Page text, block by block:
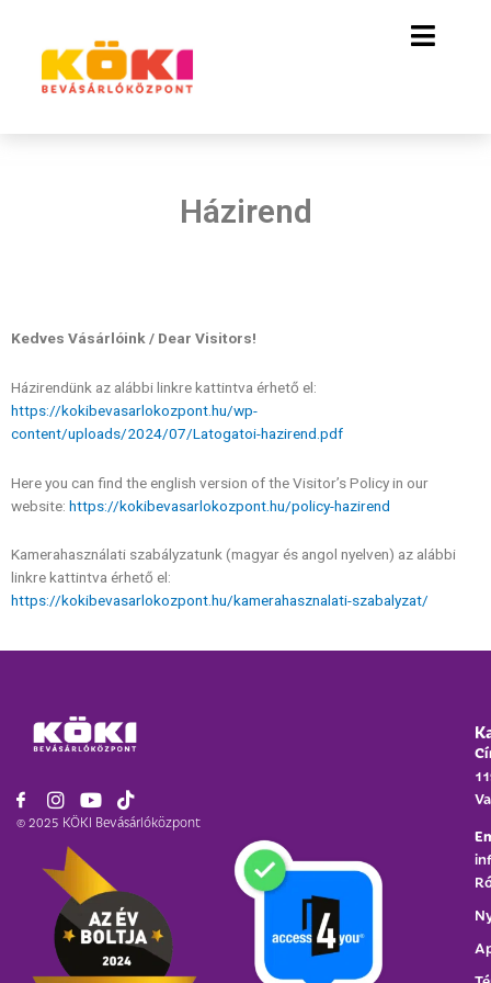
Házirend
Kedves Vásárlóink / Dear Visitors!
Házirendünk az alábbi linkre kattintva érhető el:
https://kokibevasarlokozpont.hu/wp-
content/uploads/2024/07/Latogatoi-hazirend.pdf
Here you can find the english version of the Visitor’s Policy in our
website: https://kokibevasarlokozpont.hu/policy-hazirend
Kamerahasználati szabályzatunk (magyar és angol nyelven) az alábbi
linkre kattintva érhető el:
https://kokibevasarlokozpont.hu/kamerahasznalati-szabalyzat/
© 2025 KÖKI Bevásárlóközpont